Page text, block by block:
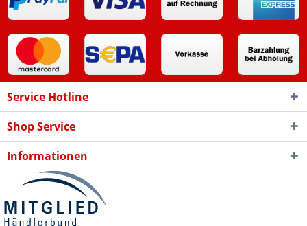
Service Hotline
Shop Service
Informationen